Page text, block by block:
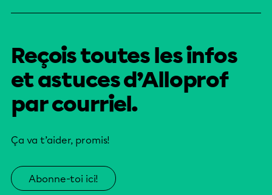
Reçois toutes les infos
et astuces d’Alloprof
par courriel.
Ça va t’aider, promis!
Abonne-toi ici!